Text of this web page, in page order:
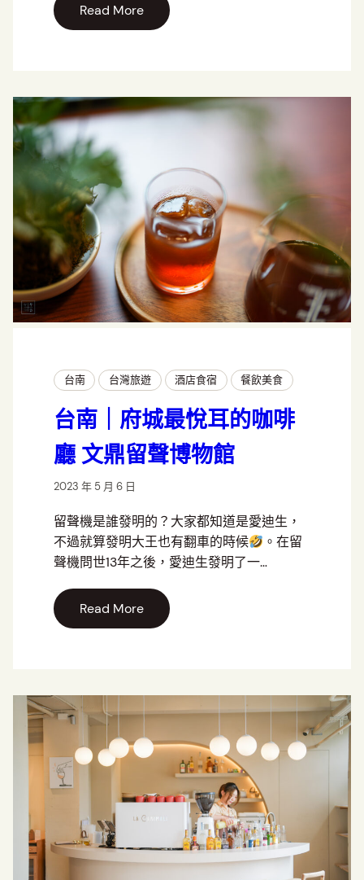
Read More
台南 台灣旅遊 酒店食宿 餐飲美食
台南｜府城最悅耳的咖啡
廳 文鼎留聲博物館
2023 年 5 月 6 日
留聲機是誰發明的？大家都知道是愛迪生，
不過就算發明大王也有翻車的時候
。在留
聲機問世13年之後，愛迪生發明了一…
Read More